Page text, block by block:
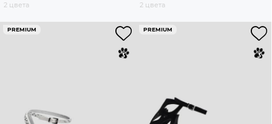
2 цвета
2 цвета
PREMIUM PREMIUM